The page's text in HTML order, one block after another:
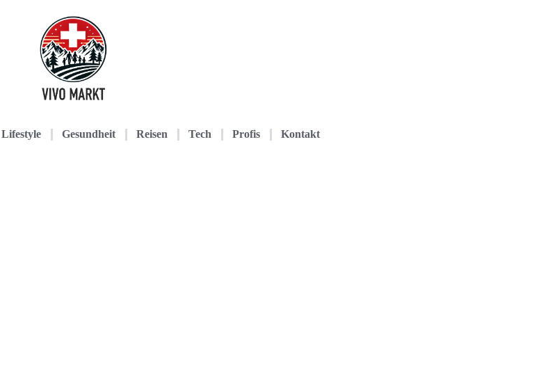
Lifestyle Gesundheit Reisen Tech Profis Kontakt